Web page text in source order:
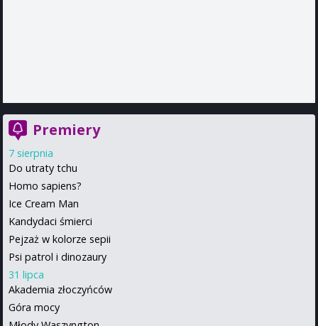
Premiery
7 sierpnia
Do utraty tchu
Homo sapiens?
Ice Cream Man
Kandydaci śmierci
Pejzaż w kolorze sepii
Psi patrol i dinozaury
31 lipca
Akademia złoczyńców
Góra mocy